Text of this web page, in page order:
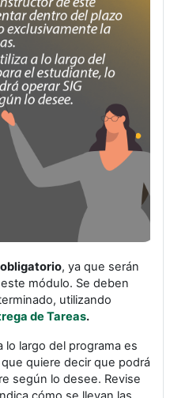
, ya que serán
módulo. Se deben
utilizando
de Tareas.
lo largo del programa es
quiere decir que podrá
según lo desee. Revise